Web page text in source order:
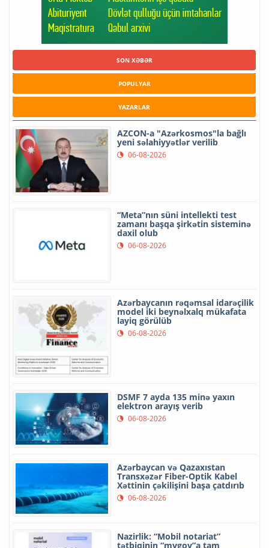
SON XƏBƏR
POPULYAR
YAZARLAR
AZCON-a "Azərkosmos"la bağlı
yeni səlahiyyətlər verilib
06-08-2026
“Meta”nın süni intellekti test
zamanı başqa şirkətin sisteminə
daxil olub
06-08-2026
Azərbaycanın rəqəmsal idarəçilik
model iki beynəlxalq mükafata
layiq görülüb
06-08-2026
DSMF 7 ayda 135 minə yaxın
elektron arayış verib
06-08-2026
Azərbaycan və Qazaxıstan
Transxəzər Fiber-Optik Kabel
Xəttinin çəkilişini başa çatdırıb
06-08-2026
Nazirlik: “Mobil notariat”
tətbiqinin “mygov”a tam